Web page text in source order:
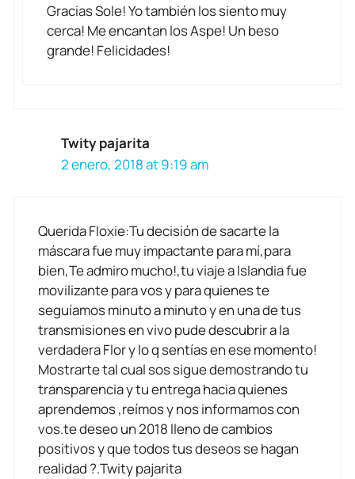
Gracias Sole! Yo también los siento muy
cerca! Me encantan los Aspe! Un beso
grande! Felicidades!
Twity pajarita
2 enero, 2018 at 9:19 am
Querida Floxie:Tu decisión de sacarte la
máscara fue muy impactante para mí,para
bien,Te admiro mucho!,tu viaje a Islandia fue
movilizante para vos y para quienes te
seguíamos minuto a minuto y en una de tus
transmisiones en vivo pude descubrir a la
verdadera Flor y lo q sentías en ese momento!
Mostrarte tal cual sos sigue demostrando tu
transparencia y tu entrega hacia quienes
aprendemos ,reímos y nos informamos con
vos.te deseo un 2018 lleno de cambios
positivos y que todos tus deseos se hagan
realidad ?.Twity pajarita